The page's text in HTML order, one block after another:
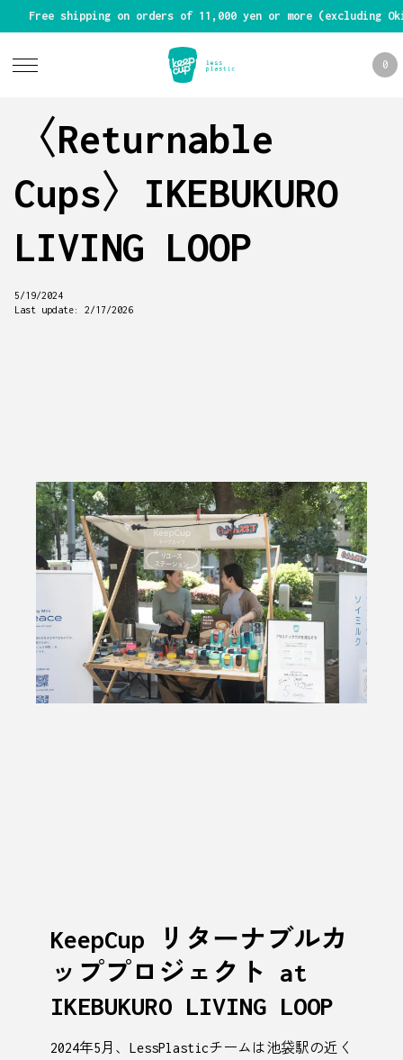
Free shipping on orders of 11,000 yen or more (excluding
0
〈Returnable
Cups〉IKEBUKURO
LIVING LOOP
5/19/2024
Last update: 2/17/2026
KeepCup リターナブルカ
ッププロジェクト at
IKEBUKURO LIVING LOOP
2024年5月、LessPlasticチームは池袋駅の近く